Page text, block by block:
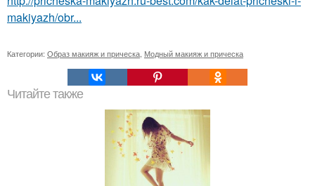
makiyazh/obr...
Категории: Образ макияж и прическа Модный макияж и прическа
Читайте также